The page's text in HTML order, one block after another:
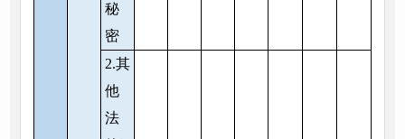
秘
密
2.其
他
法